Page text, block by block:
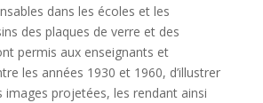
dans les écoles et les
des plaques de verre et des
permis aux enseignants et
les années 1930 et 1960, d’illustrer
images projetées, les rendant ainsi